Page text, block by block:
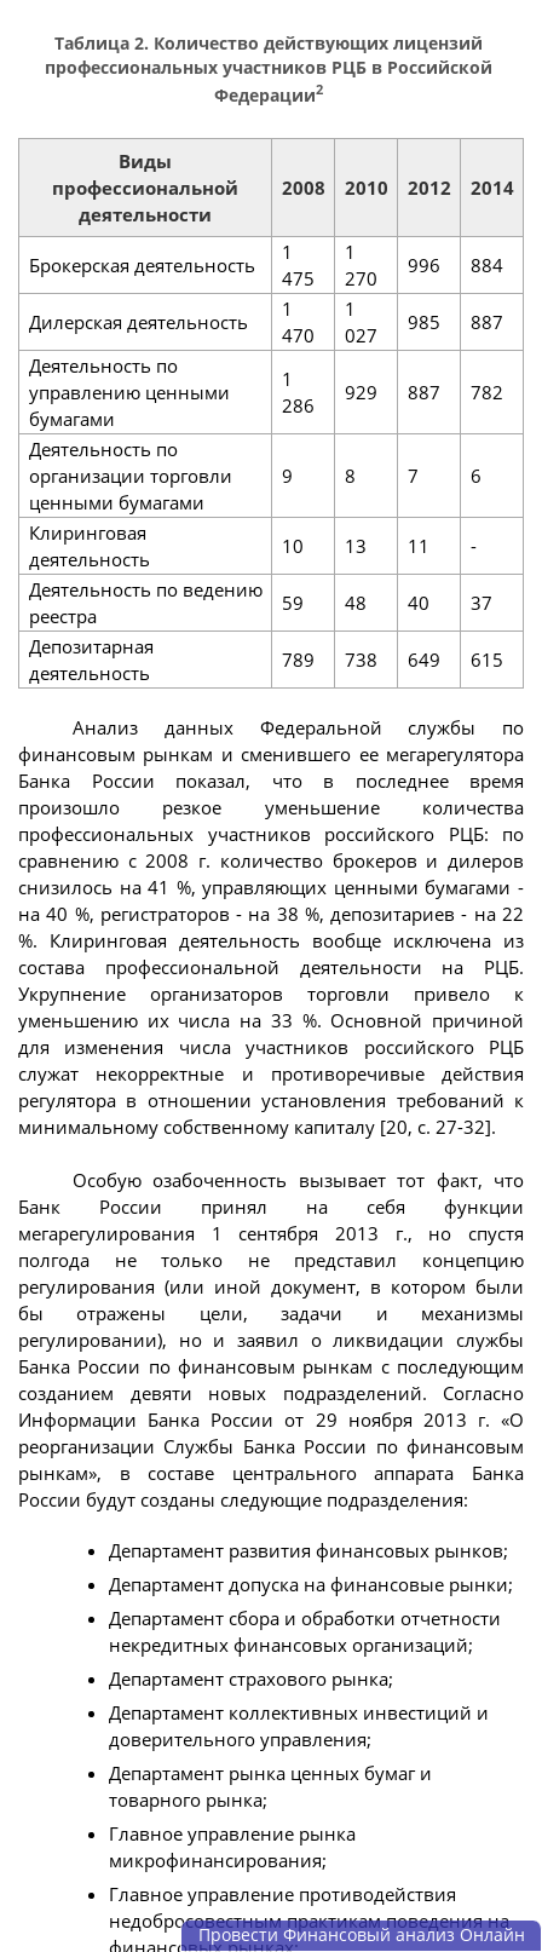
Таблица 2. Количество действующих лицензий
профессиональных участников РЦБ в Российской
Федерации2
Виды
профессиональной
деятельности
2008 2010 2012 2014
Брокерская деятельность
1
475
1
270
996 884
Дилерская деятельность
1
470
1
027
985
887
Деятельность по
управлению ценными
бумагами
1
286
929 887 782
Деятельность по
организации торговли
ценными бумагами
9 8 7 6
Клиринговая
деятельность
10 13 11
-
Деятельность по ведению
реестра
59 48 40
37
Депозитарная
деятельность
789 738 649 615
Анализ данных Федеральной службы по
финансовым рынкам и сменившего ее мегарегулятора
Банка России показал, что в последнее время
произошло резкое уменьшение количества
профессиональных участников российского РЦБ: по
сравнению с 2008 г. количество брокеров и дилеров
снизилось на 41 %, управляющих ценными бумагами -
на 40 %, регистраторов - на 38 %, депозитариев - на 22
%. Клиринговая деятельность вообще исключена из
состава профессиональной деятельности на РЦБ.
Укрупнение организаторов торговли привело к
уменьшению их числа на 33 %. Основной причиной
для изменения числа участников российского РЦБ
служат некорректные и противоречивые действия
регулятора в отношении установления требований к
минимальному собственному капиталу [20, с. 27-32].
Особую озабоченность вызывает тот факт, что
Банк России принял на себя функции
мегарегулирования 1 сентября 2013 г., но спустя
полгода не только не представил концепцию
регулирования (или иной документ, в котором были
бы отражены цели, задачи и механизмы
регулировании), но и заявил о ликвидации службы
Банка России по финансовым рынкам с последующим
созданием девяти новых подразделений. Согласно
Информации Банка России от 29 ноября 2013 г. «О
реорганизации Службы Банка России по финансовым
рынкам», в составе центрального аппарата Банка
России будут созданы следующие подразделения:
Департамент развития финансовых рынков;
Департамент допуска на финансовые рынки;
Департамент сбора и обработки отчетности
некредитных финансовых организаций;
Департамент страхового рынка;
Департамент коллективных инвестиций и
доверительного управления;
Департамент рынка ценных бумаг и
товарного рынка;
Главное управление рынка
микрофинансирования;
Главное управление противодействия
недобросовестным практикам поведения на
финансовых рынках;
Провести Финансовый анализ Онлайн